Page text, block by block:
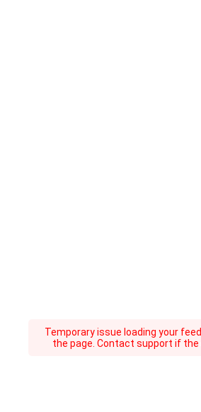
Temporary issue loading your
the page. Contact support if the